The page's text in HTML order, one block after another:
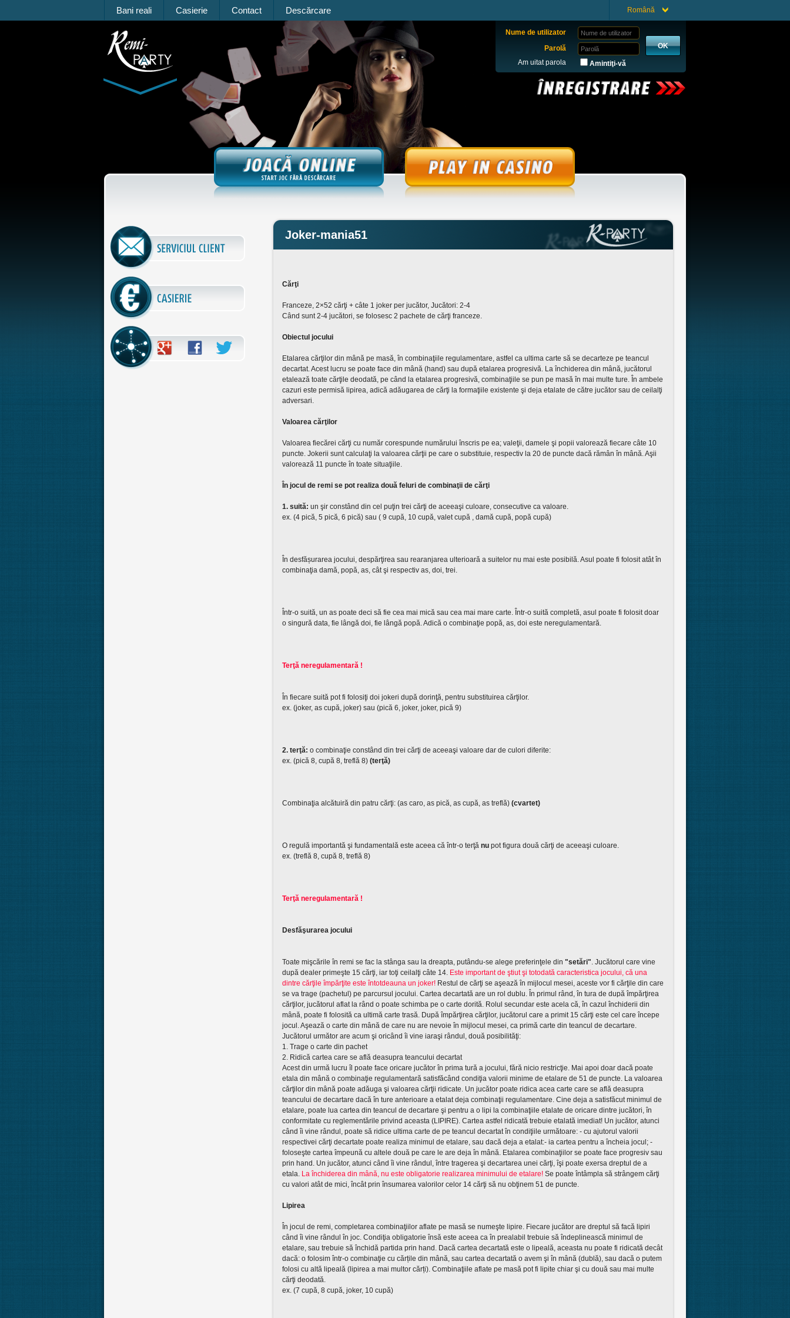
Bani reali Casierie Contact Descărcare Română
Nume de utilizator
Parolă
Am uitat parola
Amintiţi-vă
Joker-mania51
Cărţi
Franceze, 2×52 cărţi + câte 1 joker per jucător, Jucători: 2-4
Când sunt 2-4 jucători, se folosesc 2 pachete de cărţi franceze.
Obiectul jocului
Etalarea cărţilor din mână pe masă, în combinaţiile regulamentare, astfel ca ultima carte să se decarteze pe teancul
decartat. Acest lucru se poate face din mână (hand) sau după etalarea progresivă. La închiderea din mână, jucătorul
etalează toate cărţile deodată, pe când la etalarea progresivă, combinaţiile se pun pe masă în mai multe ture. În ambele
cazuri este permisă lipirea, adică adăugarea de cărţi la formaţiile existente şi deja etalate de către jucător sau de ceilalţi
adversari.
Valoarea cărţilor
Valoarea fiecărei cărţi cu număr corespunde numărului înscris pe ea; valeţii, damele şi popii valorează fiecare câte 10
puncte. Jokerii sunt calculaţi la valoarea cărţii pe care o substituie, respectiv la 20 de puncte dacă rămân în mână. Aşii
valorează 11 puncte în toate situaţiile.
În jocul de remi se pot realiza două feluri de combinaţii de cărţi
1. suită: un şir constând din cel puţin trei cărţi de aceeaşi culoare, consecutive ca valoare.
ex. (4 pică, 5 pică, 6 pică) sau ( 9 cupă, 10 cupă, valet cupă , damă cupă, popă cupă)
În desfășurarea jocului, despărţirea sau rearanjarea ulterioară a suitelor nu mai este posibilă. Asul poate fi folosit atât în
combinaţia damă, popă, as, cât şi respectiv as, doi, trei.
Într-o suită, un as poate deci să fie cea mai mică sau cea mai mare carte. Într-o suită completă, asul poate fi folosit doar
o singură data, fie lângă doi, fie lângă popă. Adică o combinaţie popă, as, doi este neregulamentară.
Terţă neregulamentară !
În fiecare suită pot fi folosiţi doi jokeri după dorinţă, pentru substituirea cărţilor.
ex. (joker, as cupă, joker) sau (pică 6, joker, joker, pică 9)
2. terţă: o combinaţie constând din trei cărţi de aceeaşi valoare dar de culori diferite:
ex. (pică 8, cupă 8, treflă 8) (terţă)
Combinaţia alcătuiră din patru cărţi: (as caro, as pică, as cupă, as treflă) (cvartet)
O regulă importantă şi fundamentală este aceea că într-o terţă nu pot figura două cărţi de aceeaşi culoare.
ex. (treflă 8, cupă 8, treflă 8)
Terţă neregulamentară !
Desfăşurarea jocului
Toate mişcările în remi se fac la stânga sau la dreapta, putându-se alege preferinţele din "setări". Jucătorul care vine
după dealer primeşte 15 cărţi, iar toţi ceilalţi câte 14. Este important de ştiut şi totodată caracteristica jocului, că una
dintre cărţile împărţite este întotdeauna un joker! Restul de cărţi se aşează în mijlocul mesei, aceste vor fi cărţile din care
se va trage (pachetul) pe parcursul jocului. Cartea decartată are un rol dublu. În primul rând, în tura de după împărţirea
cărţilor, jucătorul aflat la rând o poate schimba pe o carte dorită. Rolul secundar este acela că, în cazul închiderii din
mână, poate fi folosită ca ultimă carte trasă. După împărţirea cărţilor, jucătorul care a primit 15 cărţi este cel care începe
jocul. Aşează o carte din mână de care nu are nevoie în mijlocul mesei, ca primă carte din teancul de decartare.
Jucătorul următor are acum şi oricând îi vine iaraşi rândul, două posibilităţi:
1. Trage o carte din pachet
2. Ridică cartea care se află deasupra teancului decartat
Acest din urmă lucru îl poate face oricare jucător în prima tură a jocului, fără nicio restricţie. Mai apoi doar dacă poate
etala din mână o combinaţie regulamentară satisfăcând condiţia valorii minime de etalare de 51 de puncte. La valoarea
cărţilor din mână poate adăuga şi valoarea cărţii ridicate. Un jucător poate ridica acea carte care se află deasupra
teancului de decartare dacă în ture anterioare a etalat deja combinaţii regulamentare. Cine deja a satisfăcut minimul de
etalare, poate lua cartea din teancul de decartare şi pentru a o lipi la combinaţiile etalate de oricare dintre jucători, în
conformitate cu reglementările privind aceasta (LIPIRE). Cartea astfel ridicată trebuie etalată imediat! Un jucător, atunci
când îi vine rândul, poate să ridice ultima carte de pe teancul decartat în condiţiile următoare: - cu ajutorul valorii
respectivei cărţi decartate poate realiza minimul de etalare, sau dacă deja a etalat:- ia cartea pentru a încheia jocul; -
foloseşte cartea împeună cu altele două pe care le are deja în mână. Etalarea combinaţiilor se poate face progresiv sau
prin hand. Un jucător, atunci când îi vine rândul, între tragerea şi decartarea unei cărţi, îşi poate exersa dreptul de a
etala. La închiderea din mână, nu este obligatorie realizarea minimului de etalare! Se poate întâmpla să strângem cărţi
cu valori atât de mici, încât prin însumarea valorilor celor 14 cărţi să nu obţinem 51 de puncte.
Lipirea
În jocul de remi, completarea combinaţiilor aflate pe masă se numeşte lipire. Fiecare jucător are dreptul să facă lipiri
când îi vine rândul în joc. Condiţia obligatorie însă este aceea ca în prealabil trebuie să îndeplinească minimul de
etalare, sau trebuie să închidă partida prin hand. Dacă cartea decartată este o lipeală, aceasta nu poate fi ridicată decât
dacă: o folosim într-o combinaţie cu cărțile din mână, sau cartea decartată o avem şi în mână (dublă), sau dacă o putem
folosi cu altă lipeală (lipirea a mai multor cărți). Combinaţiile aflate pe masă pot fi lipite chiar şi cu două sau mai multe
cărţi deodată.
ex. (7 cupă, 8 cupă, joker, 10 cupă)